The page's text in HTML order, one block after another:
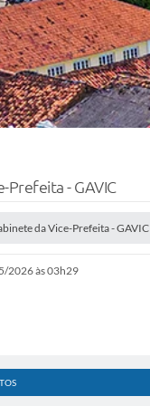
Prefeita - GAVIC
da Vice-Prefeita - GAVIC
2026 às 03h29